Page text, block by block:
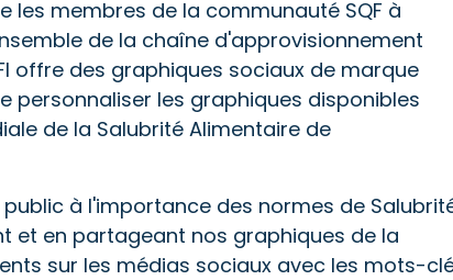
les membres de la communauté SQF à
de la chaîne d'approvisionnement
offre des graphiques sociaux de marque
personnaliser les graphiques disponibles
de la Salubrité Alimentaire de
à l'importance des normes de
et en partageant nos graphiques de la
sur les médias sociaux avec les mots-